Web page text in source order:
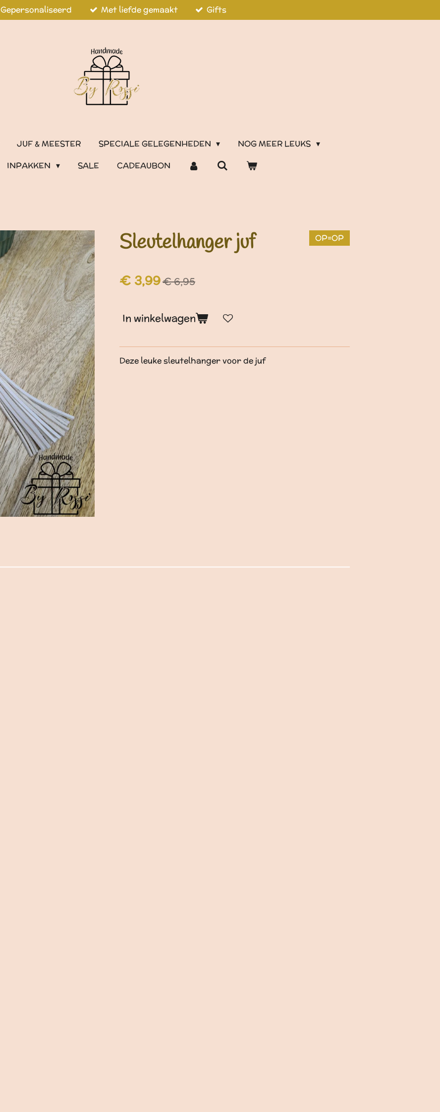
Gepersonaliseerd Met liefde gemaakt Gifts
JUF & MEESTER SPECIALE GELEGENHEDEN
NOG MEER LEUKS
INPAKKEN SALE CADEAUBON
Sleutelhanger juf OP=OP
€ 3,99€ 6,95
In winkelwagen
Deze leuke sleutelhanger voor de juf